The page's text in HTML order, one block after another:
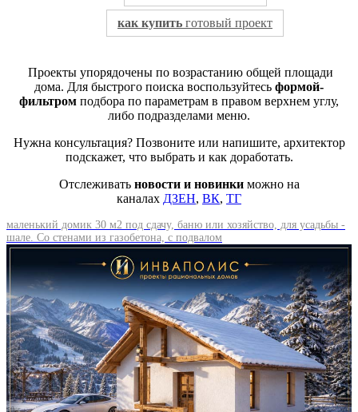
как купить готовый проект
Проекты упорядочены по возрастанию общей площади
дома. Для быстрого поиска воспользуйтесь формой-
фильтром подбора по параметрам в правом верхнем углу,
либо подразделами меню.
Нужна консультация? Позвоните или напишите, архитектор
подскажет, что выбрать и как доработать.
Отслеживать новости и новинкиможно на
каналах ДЗЕН, ВК, ТГ
маленький домик 30 м2 под сдачу, баню или хозяйство, для усадьбы -
шале. Со стенами из газобетона, с подвалом